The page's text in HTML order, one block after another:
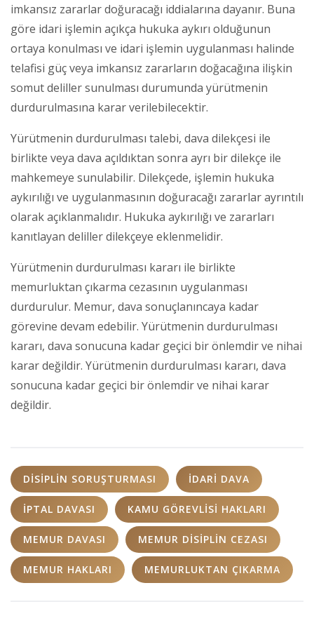
imkansız zararlar doğuracağı iddialarına dayanır. Buna
göre idari işlemin açıkça hukuka aykırı olduğunun
ortaya konulması ve idari işlemin uygulanması halinde
telafisi güç veya imkansız zararların doğacağına ilişkin
somut deliller sunulması durumunda yürütmenin
durdurulmasına karar verilebilecektir.
Yürütmenin durdurulması talebi, dava dilekçesi ile
birlikte veya dava açıldıktan sonra ayrı bir dilekçe ile
mahkemeye sunulabilir. Dilekçede, işlemin hukuka
aykırılığı ve uygulanmasının doğuracağı zararlar ayrıntılı
olarak açıklanmalıdır. Hukuka aykırılığı ve zararları
kanıtlayan deliller dilekçeye eklenmelidir.
Yürütmenin durdurulması kararı ile birlikte
memurluktan çıkarma cezasının uygulanması
durdurulur. Memur, dava sonuçlanıncaya kadar
görevine devam edebilir. Yürütmenin durdurulması
kararı, dava sonucuna kadar geçici bir önlemdir ve nihai
karar değildir. Yürütmenin durdurulması kararı, dava
sonucuna kadar geçici bir önlemdir ve nihai karar
değildir.
DISIPLIN SORUŞTURMASI IDARI DAVA
IPTAL DAVASI KAMU GÖREVLISI HAKLARI
MEMUR DAVASI MEMUR DISIPLIN CEZASI
MEMUR HAKLARI MEMURLUKTAN ÇIKARMA